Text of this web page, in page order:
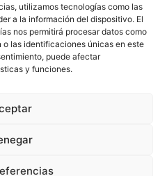
utilizamos tecnologías como las
a la información del dispositivo. El
nos permitirá procesar datos como
las identificaciones únicas en este
puede afectar
y funciones.